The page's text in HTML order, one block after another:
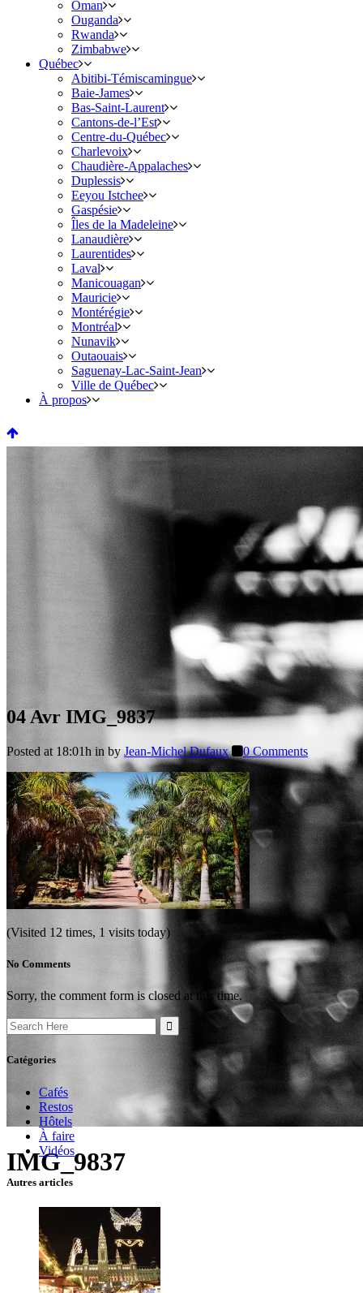
Oman
Ouganda
Rwanda
Zimbabwe
Québec
Abitibi-Témiscamingue
Baie-James
Bas-Saint-Laurent
Cantons-de-l’Est
Centre-du-Québec
Charlevoix
Chaudière-Appalaches
Duplessis
Eeyou Istchee
Gaspésie
Îles de la Madeleine
Lanaudière
Laurentides
Laval
Manicouagan
Mauricie
Montérégie
Montréal
Nunavik
Outaouais
Saguenay-Lac-Saint-Jean
Ville de Québec
À propos
IMG_9837
04 Avr IMG_9837
Posted at 18:01h in by Jean-Michel Dufaux 0 Comments
(Visited 12 times, 1 visits today)
No Comments
Sorry, the comment form is closed at this time.
Search
for:
Catégories
Cafés
Restos
Hôtels
À faire
Vidéos
Autres articles